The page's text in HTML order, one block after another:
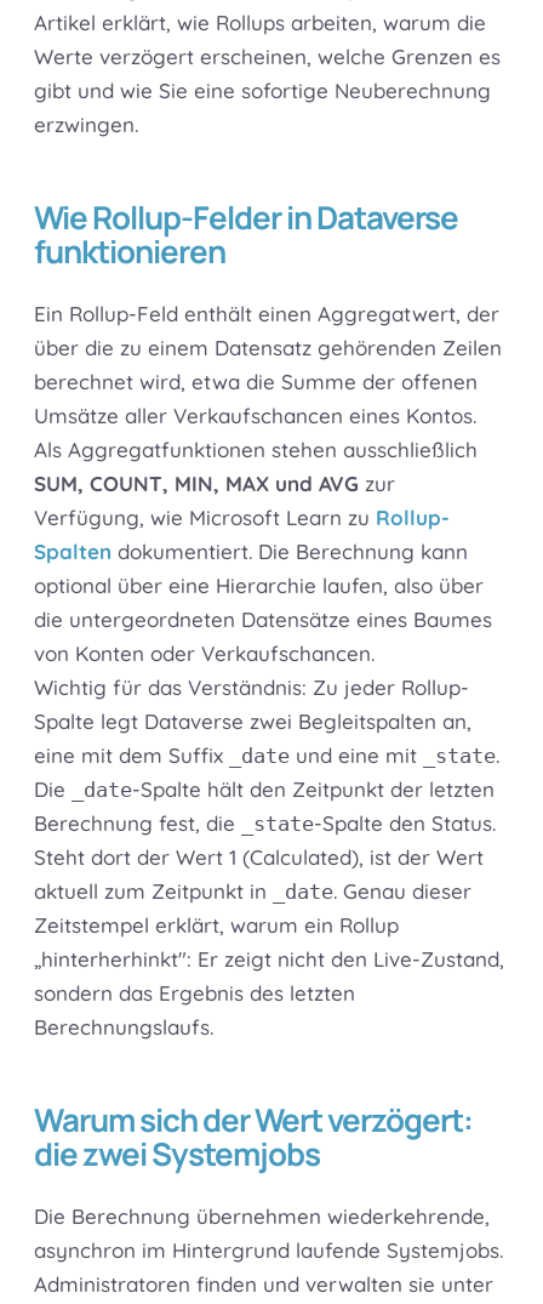
Artikel erklärt, wie Rollups arbeiten, warum die
Werte verzögert erscheinen, welche Grenzen es
gibt und wie Sie eine sofortige Neuberechnung
erzwingen.
Wie Rollup-Felder in Dataverse
funktionieren
Ein Rollup-Feld enthält einen Aggregatwert, der
über die zu einem Datensatz gehörenden Zeilen
berechnet wird, etwa die Summe der offenen
Umsätze aller Verkaufschancen eines Kontos.
Als Aggregatfunktionen stehen ausschließlich
SUM, COUNT, MIN, MAX und AVG zur
Verfügung, wie Microsoft Learn zu Rollup-
Spalten dokumentiert. Die Berechnung kann
optional über eine Hierarchie laufen, also über
die untergeordneten Datensätze eines Baumes
von Konten oder Verkaufschancen.
Wichtig für das Verständnis: Zu jeder Rollup-
Spalte legt Dataverse zwei Begleitspalten an,
eine mit dem Suffix
_date und eine mit _state.
Die
_date-Spalte hält den Zeitpunkt der letzten
Berechnung fest, die
_state-Spalte den Status.
Steht dort der Wert 1 (Calculated), ist der Wert
aktuell zum Zeitpunkt in
_date. Genau dieser
Zeitstempel erklärt, warum ein Rollup
„hinterherhinkt": Er zeigt nicht den Live-Zustand,
sondern das Ergebnis des letzten
Berechnungslaufs.
Warum sich der Wert verzögert:
die zwei Systemjobs
Die Berechnung übernehmen wiederkehrende,
asynchron im Hintergrund laufende Systemjobs.
Administratoren finden und verwalten sie unter